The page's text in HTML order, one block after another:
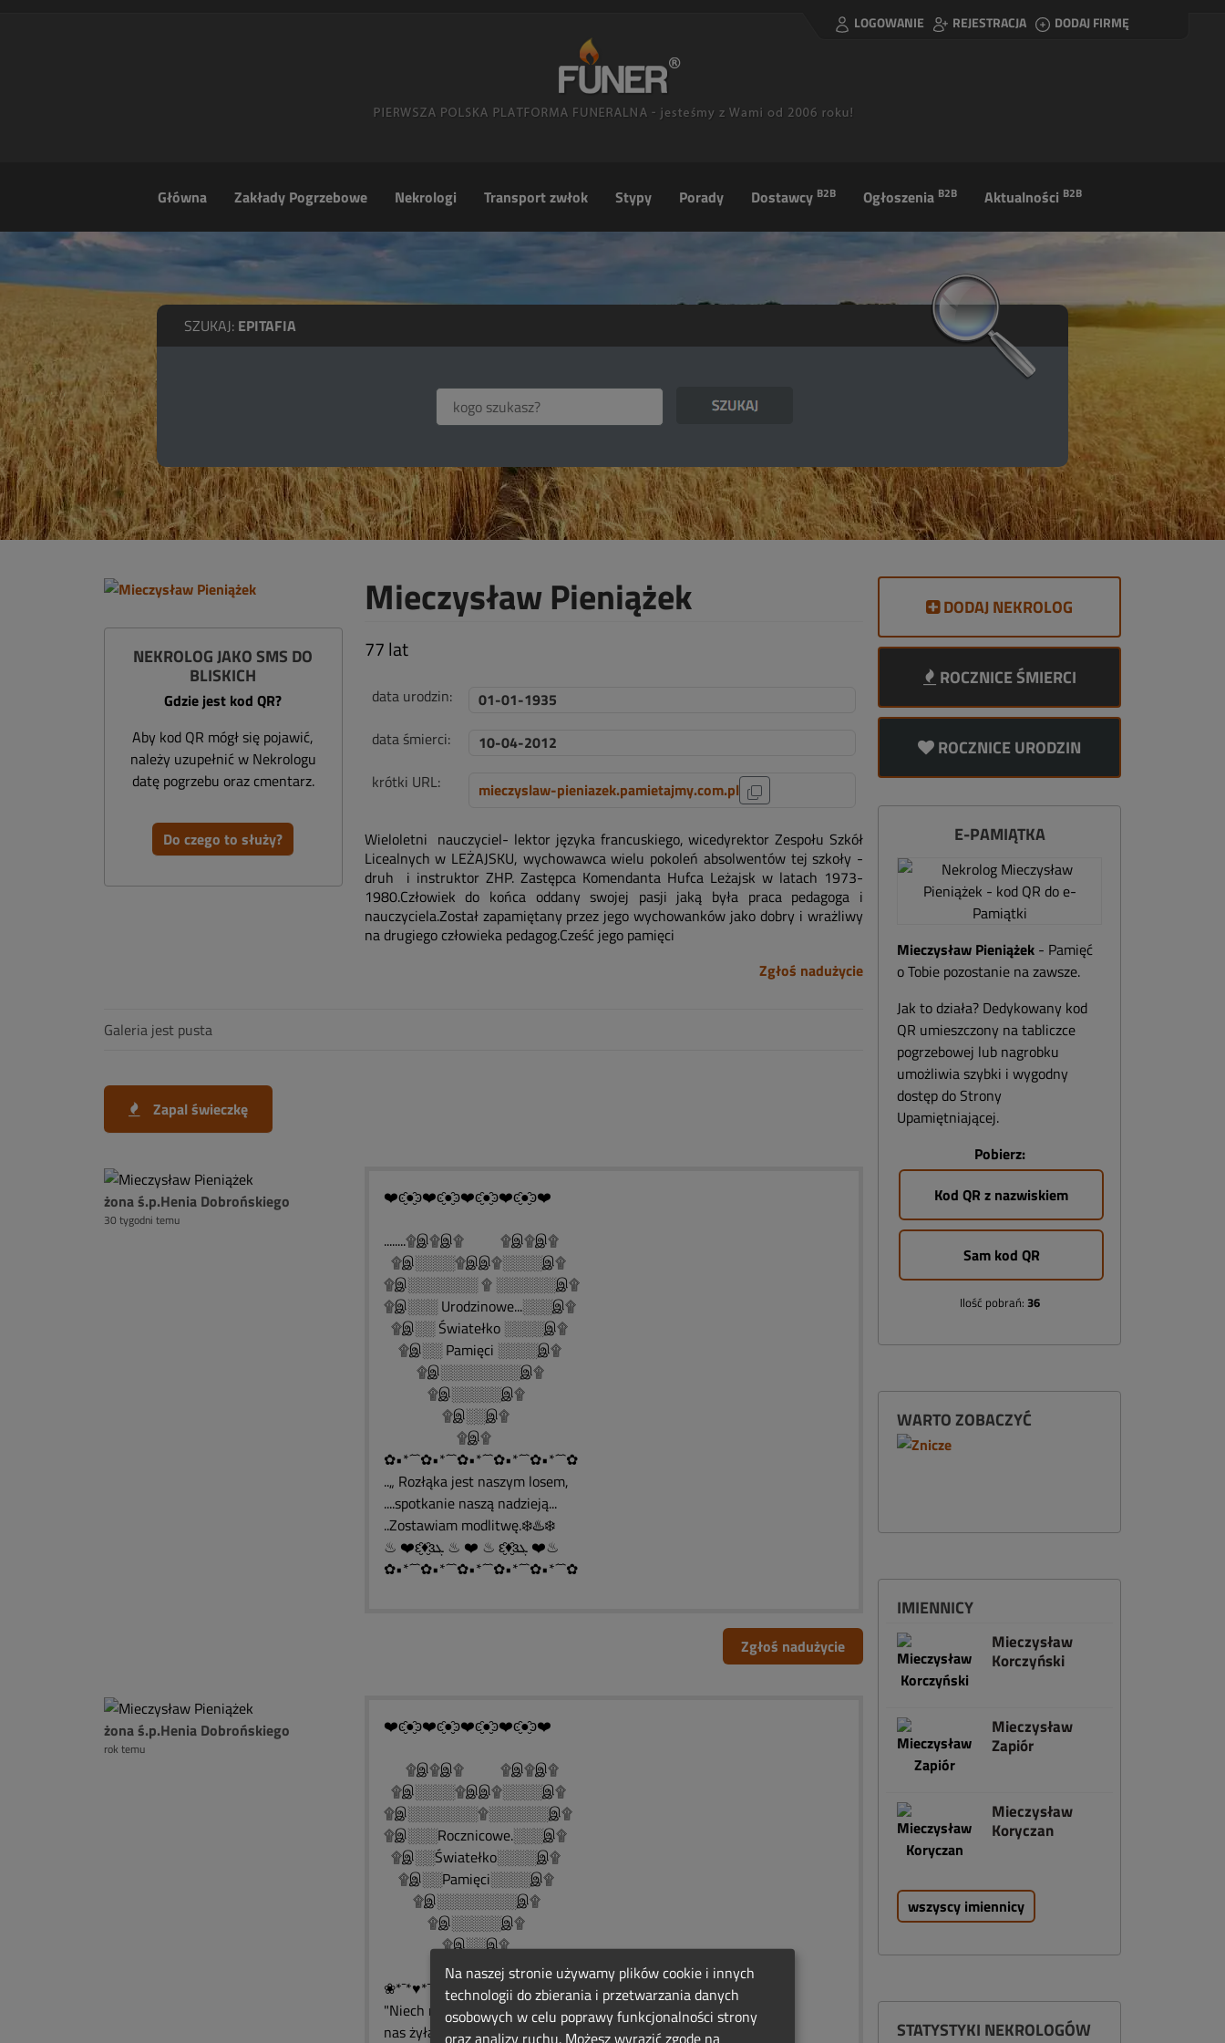
LOGOWANIE REJESTRACJA DODAJ FIRMĘ
Główna Zakłady Pogrzebowe Nekrologi Transport zwłok Stypy Porady Dostawcy B2B Ogłoszenia B2B Aktualności B2B
SZUKAJ: EPITAFIA
NEKROLOG JAKO SMS DO
BLISKICH
Gdzie jest kod QR?
Aby kod QR mógł się pojawić,
należy uzupełnić w Nekrologu
datę pogrzebu oraz cmentarz.
Do czego to służy?
Mieczysław Pieniążek
77 lat
data urodzin:
01-01-1935
data śmierci:
10-04-2012
krótki URL:
mieczyslaw-pieniazek.pamietajmy.com.pl
Wieloletni nauczyciel- lektor języka francuskiego, wicedyrektor Zespołu Szkół
Licealnych w LEŻAJSKU, wychowawca wielu pokoleń absolwentów tej szkoły -
druh i instruktor ZHP. Zastępca Komendanta Hufca Leżajsk w latach 1973-
1980.Człowiek do końca oddany swojej pasji jaką była praca pedagoga i
nauczyciela.Został zapamiętany przez jego wychowanków jako dobry i wrażliwy
na drugiego człowieka pedagog.Cześć jego pamięci
Zgłoś nadużycie
Galeria jest pusta
Zapal świeczkę
żona ś.p.Henia Dobrońskiego
30 tygodni temu
❤️ͼ̮̑●̮̑ͽ❤️ͼ̮̑●̮̑ͽ❤️ͼ̮̑●̮̑ͽ❤️ͼ̮̑●̮̑ͽ❤️
........۩இ۩இ۩ ۩இ۩இ۩
۩இ░░░░۩இஇ۩░░░░இ۩
۩இ░░░░░░░ ۩ ░░░░░░இ۩
۩இ░░░ Urodzinowe...░░░இ۩
۩இ░░ Światełko ░░░░இ۩
۩இ░░ Pamięci ░░░░இ۩
۩இ░░░░░░░░இ۩
۩இ░░░░░இ۩
۩இ░░இ۩
۩இ۩
✿•*´¯`✿•*´¯`✿•*´¯`✿•*´¯`✿•*´¯`✿
..„ Rozłąka jest naszym losem,
....spotkanie naszą nadzieją...
..Zostawiam modlitwę.❄️♨️❄️
♨ ❤️ԑ̮̑♦̮̑ɜܓ ♨ ❤️ ♨ ԑ̮̑♦̮̑ɜܓ ❤️♨
✿•*´¯`✿•*´¯`✿•*´¯`✿•*´¯`✿•*´¯`✿
Zgłoś nadużycie
żona ś.p.Henia Dobrońskiego
rok temu
❤️ͼ̮̑●̮̑ͽ❤️ͼ̮̑●̮̑ͽ❤️ͼ̮̑●̮̑ͽ❤️ͼ̮̑●̮̑ͽ❤️
۩இ۩இ۩ ۩இ۩இ۩
۩இ░░░░۩இஇ۩░░░░இ۩
۩இ░░░░░░░۩░░░░░░இ۩
۩இ░░░Rocznicowe.░░░இ۩
۩இ░░Światełko░░░░இ۩
۩இ░░Pamięci░░░░இ۩
۩இ░░░░░░░░இ۩
۩இ░░░░░இ۩
۩இ░░இ۩
۩இ۩
❀*¯*♥*¯*❀*¯*♥*¯*❀*¯*♥*¯*❀*♥*¯*❀
"Niech miłość ta, która wśród
nas żyła,nigdy nie umrze i będzie
DODAJ NEKROLOG
ROCZNICE ŚMIERCI
ROCZNICE URODZIN
E-PAMIĄTKA
Mieczysław Pieniążek - Pamięć
o Tobie pozostanie na zawsze.
Jak to działa? Dedykowany kod
QR umieszczony na tabliczce
pogrzebowej lub nagrobku
umożliwia szybki i wygodny
dostęp do Strony
Upamiętniającej.
Pobierz:
Kod QR z nazwiskiem
Sam kod QR
Ilość pobrań: 36
WARTO ZOBACZYĆ
IMIENNICY
Mieczysław
Korczyński
Mieczysław
Zapiór
Mieczysław
Koryczan
wszyscy imiennicy
STATYSTYKI NEKROLOGÓW
Na naszej stronie używamy plików cookie i innych
technologii do zbierania i przetwarzania danych
osobowych w celu poprawy funkcjonalności strony
oraz analizy ruchu. Możesz wyrazić zgodę na